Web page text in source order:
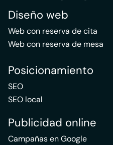
Diseño web
Web con reserva de cita
Web con reserva de mesa
Posicionamiento
SEO
SEO local
Publicidad online
Campañas en Google